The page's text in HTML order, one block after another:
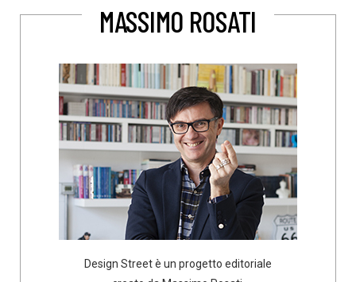
MASSIMO ROSATI
Design Street è un progetto editoriale